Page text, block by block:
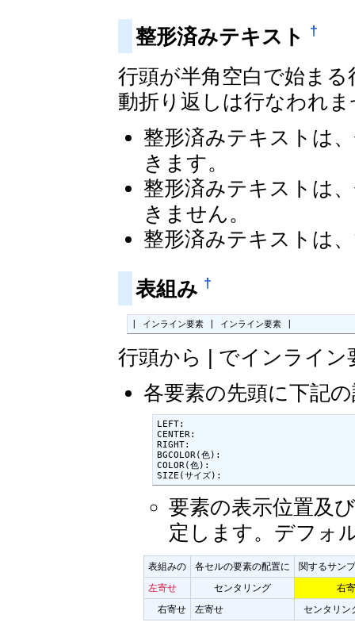
整形済みテキスト †
行頭が半角空白で始ま
動折り返しは行なわれ
整形済みテキストは
きます。
整形済みテキストは
きません。
整形済みテキストは
表組み †
| インライン要素 | インライン要素 |
行頭から | でインライ
各要素の先頭に下記
LEFT:
CENTER:
RIGHT:
BGCOLOR(色):
COLOR(色):
SIZE(サイズ):
要素の表示位置及
定します。デフォ
表組みの 各セルの要素の配置に 関するサン
左寄せ センタリング 右
右寄せ 左寄せ センタリン